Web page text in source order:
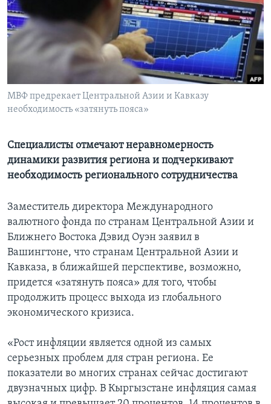
Learning English
СОЦИАЛЬНЫЕ СЕТИ
Языки
МВФ предрекает Центральной Азии и Кавказу
необходимость «затянуть пояса»
Специалисты отмечают неравномерность
динамики развития региона и подчеркивают
необходимость регионального сотрудничества
Заместитель директора Международного
валютного фонда по странам Центральной Азии и
Ближнего Востока Дэвид Оуэн заявил в
Вашингтоне, что странам Центральной Азии и
Кавказа, в ближайшей перспективе, возможно,
придется «затянуть пояса» для того, чтобы
продолжить процесс выхода из глобального
экономического кризиса.
«Рост инфляции является одной из самых
серьезных проблем для стран региона. Ее
показатели во многих странах сейчас достигают
двузначных цифр. В Кыргызстане инфляция самая